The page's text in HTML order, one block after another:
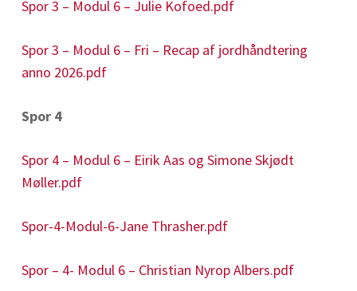
Spor 3 – Modul 6 – Julie Kofoed.pdf
Spor 3 – Modul 6 – Fri – Recap af jordhåndtering
anno 2026.pdf
Spor 4
Spor 4 – Modul 6 – Eirik Aas og Simone Skjødt
Møller.pdf
Spor-4-Modul-6-Jane Thrasher.pdf
Spor – 4- Modul 6 – Christian Nyrop Albers.pdf